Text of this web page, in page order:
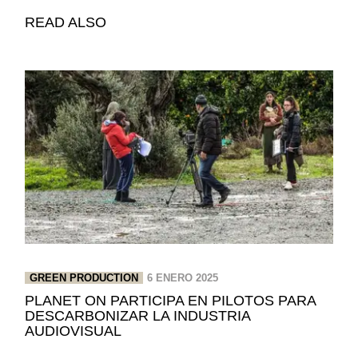
READ ALSO
GREEN PRODUCTION 6 ENERO 2025
PLANET ON PARTICIPA EN PILOTOS PARA
DESCARBONIZAR LA INDUSTRIA
AUDIOVISUAL